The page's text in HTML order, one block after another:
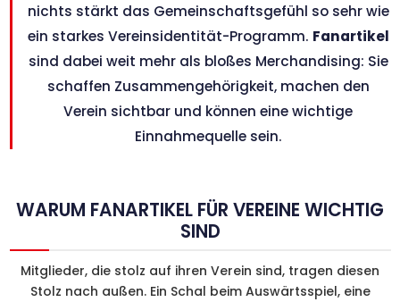
nichts stärkt das Gemeinschaftsgefühl so sehr wie
ein starkes Vereinsidentität-Programm. Fanartikel
sind dabei weit mehr als bloßes Merchandising: Sie
schaffen Zusammengehörigkeit, machen den
Verein sichtbar und können eine wichtige
Einnahmequelle sein.
WARUM FANARTIKEL FÜR VEREINE WICHTIG
SIND
Mitglieder, die stolz auf ihren Verein sind, tragen diesen
Stolz nach außen. Ein Schal beim Auswärtsspiel, eine